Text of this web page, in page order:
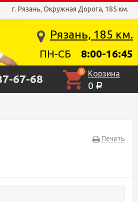
г. Рязань, Окружная Дорога, 185 км.
Рязань, 185 км.
ПН-СБ 8:00-16:45
67-68
0 Корзина
0 Р
Печать